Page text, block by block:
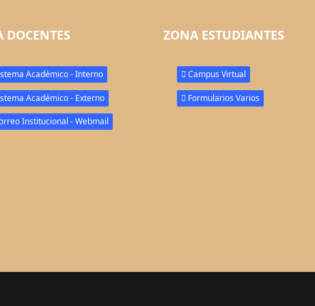
DOCENTES
Académico - Interno
Académico - Externo
Institucional - Webmail
ZONA ESTUDIANTES
Campus Virtual
Formularios Varios